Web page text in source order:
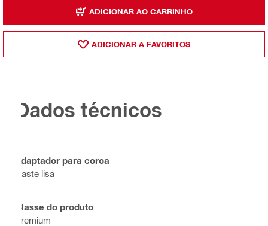
ADICIONAR AO CARRINHO
ADICIONAR A FAVORITOS
Dados técnicos
Adaptador para coroa
Haste lisa
Classe do produto
Premium